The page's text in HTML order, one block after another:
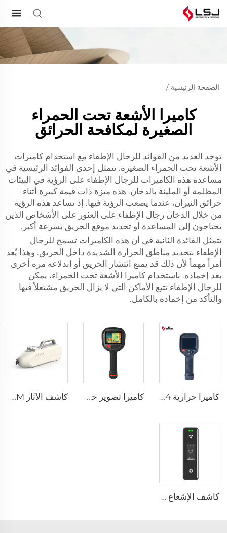
الصفحة الرئيسية/
كاميرا الأشعة تحت الحمراء
الصغيرة لمكافحة الحرائق
توجد العديد من الفوائد للرجال الإطفاء مع استخدام كاميرات
الأشعة تحت الحمراء الصغيرة. تتمثل إحدى الفوائد الرئيسية في
مساعدة هذه الكاميرات للرجال الإطفاء على الرؤية في البيئات
المظلمة أو المليئة بالدخان. هذه ميزة ذات قيمة كبيرة أثناء
حرائق النيران، عندما يصعب الرؤية فيها. إذ تساعد هذه الرؤية
من خلال الدخان رجال الإطفاء على العثور على الأشخاص الذين
يحتاجون إلى المساعدة أو تحديد موقع الحريق بسرعة أكبر.
تتمثل الفائدة الثانية في أن هذه الكاميرات تسمح للرجال
الإطفاء بتحديد مناطق الحرارة الشديدة داخل الحريق. وهذا يُعد
أمراً مهماً لأن ذلك قد يمنع انتشار الحريق أو اندلاعه مرة أخرى
بعد إخماده. باستخدام كاميرا الأشعة تحت الحمراء، يمكن
للرجال الإطفاء تتبع الأماكن التي لا يزال الحريق مشتعلاً فيها
والتأكد من إخماده بالكامل.
كاميرا حرارية E384 كاميرا تصوير حراري لإطفاء الحرائق F1200 كاشف الآثار SEED-PM
كاشف الإشعاع النووي SEED-RA